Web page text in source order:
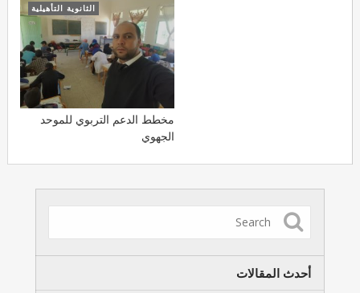
الثانوية التأهيلية
مخطط الدعم التربوي للموحد
الجهوي
أحدث المقالات